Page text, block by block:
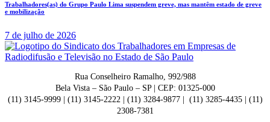
Trabalhadores(as) do Grupo Paulo Lima suspendem greve, mas mantêm estado de greve
e mobilização
7 de julho de 2026
Rua Conselheiro Ramalho, 992/988
Bela Vista – São Paulo – SP | CEP: 01325-000
(11) 3145-9999 | (11) 3145-2222 | (11) 3284-9877 | (11) 3285-4435 | (11)
2308-7381